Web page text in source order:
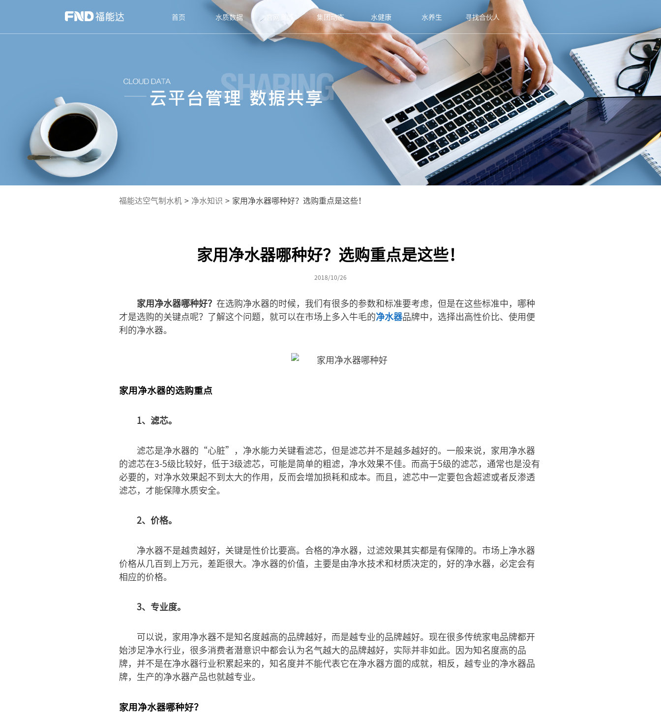
首页 水质数据 官网商城 集团动态 水健康 水养生 寻找合伙人
福能达空气制水机 > 净水知识 > 家用净水器哪种好？选购重点是这些！
家用净水器哪种好？选购重点是这些！
2018/10/26
家用净水器哪种好？ 在选购净水器的时候，我们有很多的参数和标准要考虑，但是在这些标准中，哪种
才是选购的关键点呢？了解这个问题，就可以在市场上多入牛毛的净水器品牌中，选择出高性价比、使用便
利的净水器。
家用净水器的选购重点
1、滤芯。
滤芯是净水器的“心脏”，净水能力关键看滤芯，但是滤芯并不是越多越好的。一般来说，家用净水器
的滤芯在3-5级比较好，低于3级滤芯，可能是简单的粗滤，净水效果不佳。而高于5级的滤芯，通常也是没有
必要的，对净水效果起不到太大的作用，反而会增加损耗和成本。而且，滤芯中一定要包含超滤或者反渗透
滤芯，才能保障水质安全。
2、价格。
净水器不是越贵越好，关键是性价比要高。合格的净水器，过滤效果其实都是有保障的。市场上净水器
价格从几百到上万元，差距很大。净水器的价值，主要是由净水技术和材质决定的，好的净水器，必定会有
相应的价格。
3、专业度。
可以说，家用净水器不是知名度越高的品牌越好，而是越专业的品牌越好。现在很多传统家电品牌都开
始涉足净水行业，很多消费者潜意识中都会认为名气越大的品牌越好，实际并非如此。因为知名度高的品
牌，并不是在净水器行业积累起来的，知名度并不能代表它在净水器方面的成就，相反，越专业的净水器品
牌，生产的净水器产品也就越专业。
家用净水器哪种好？